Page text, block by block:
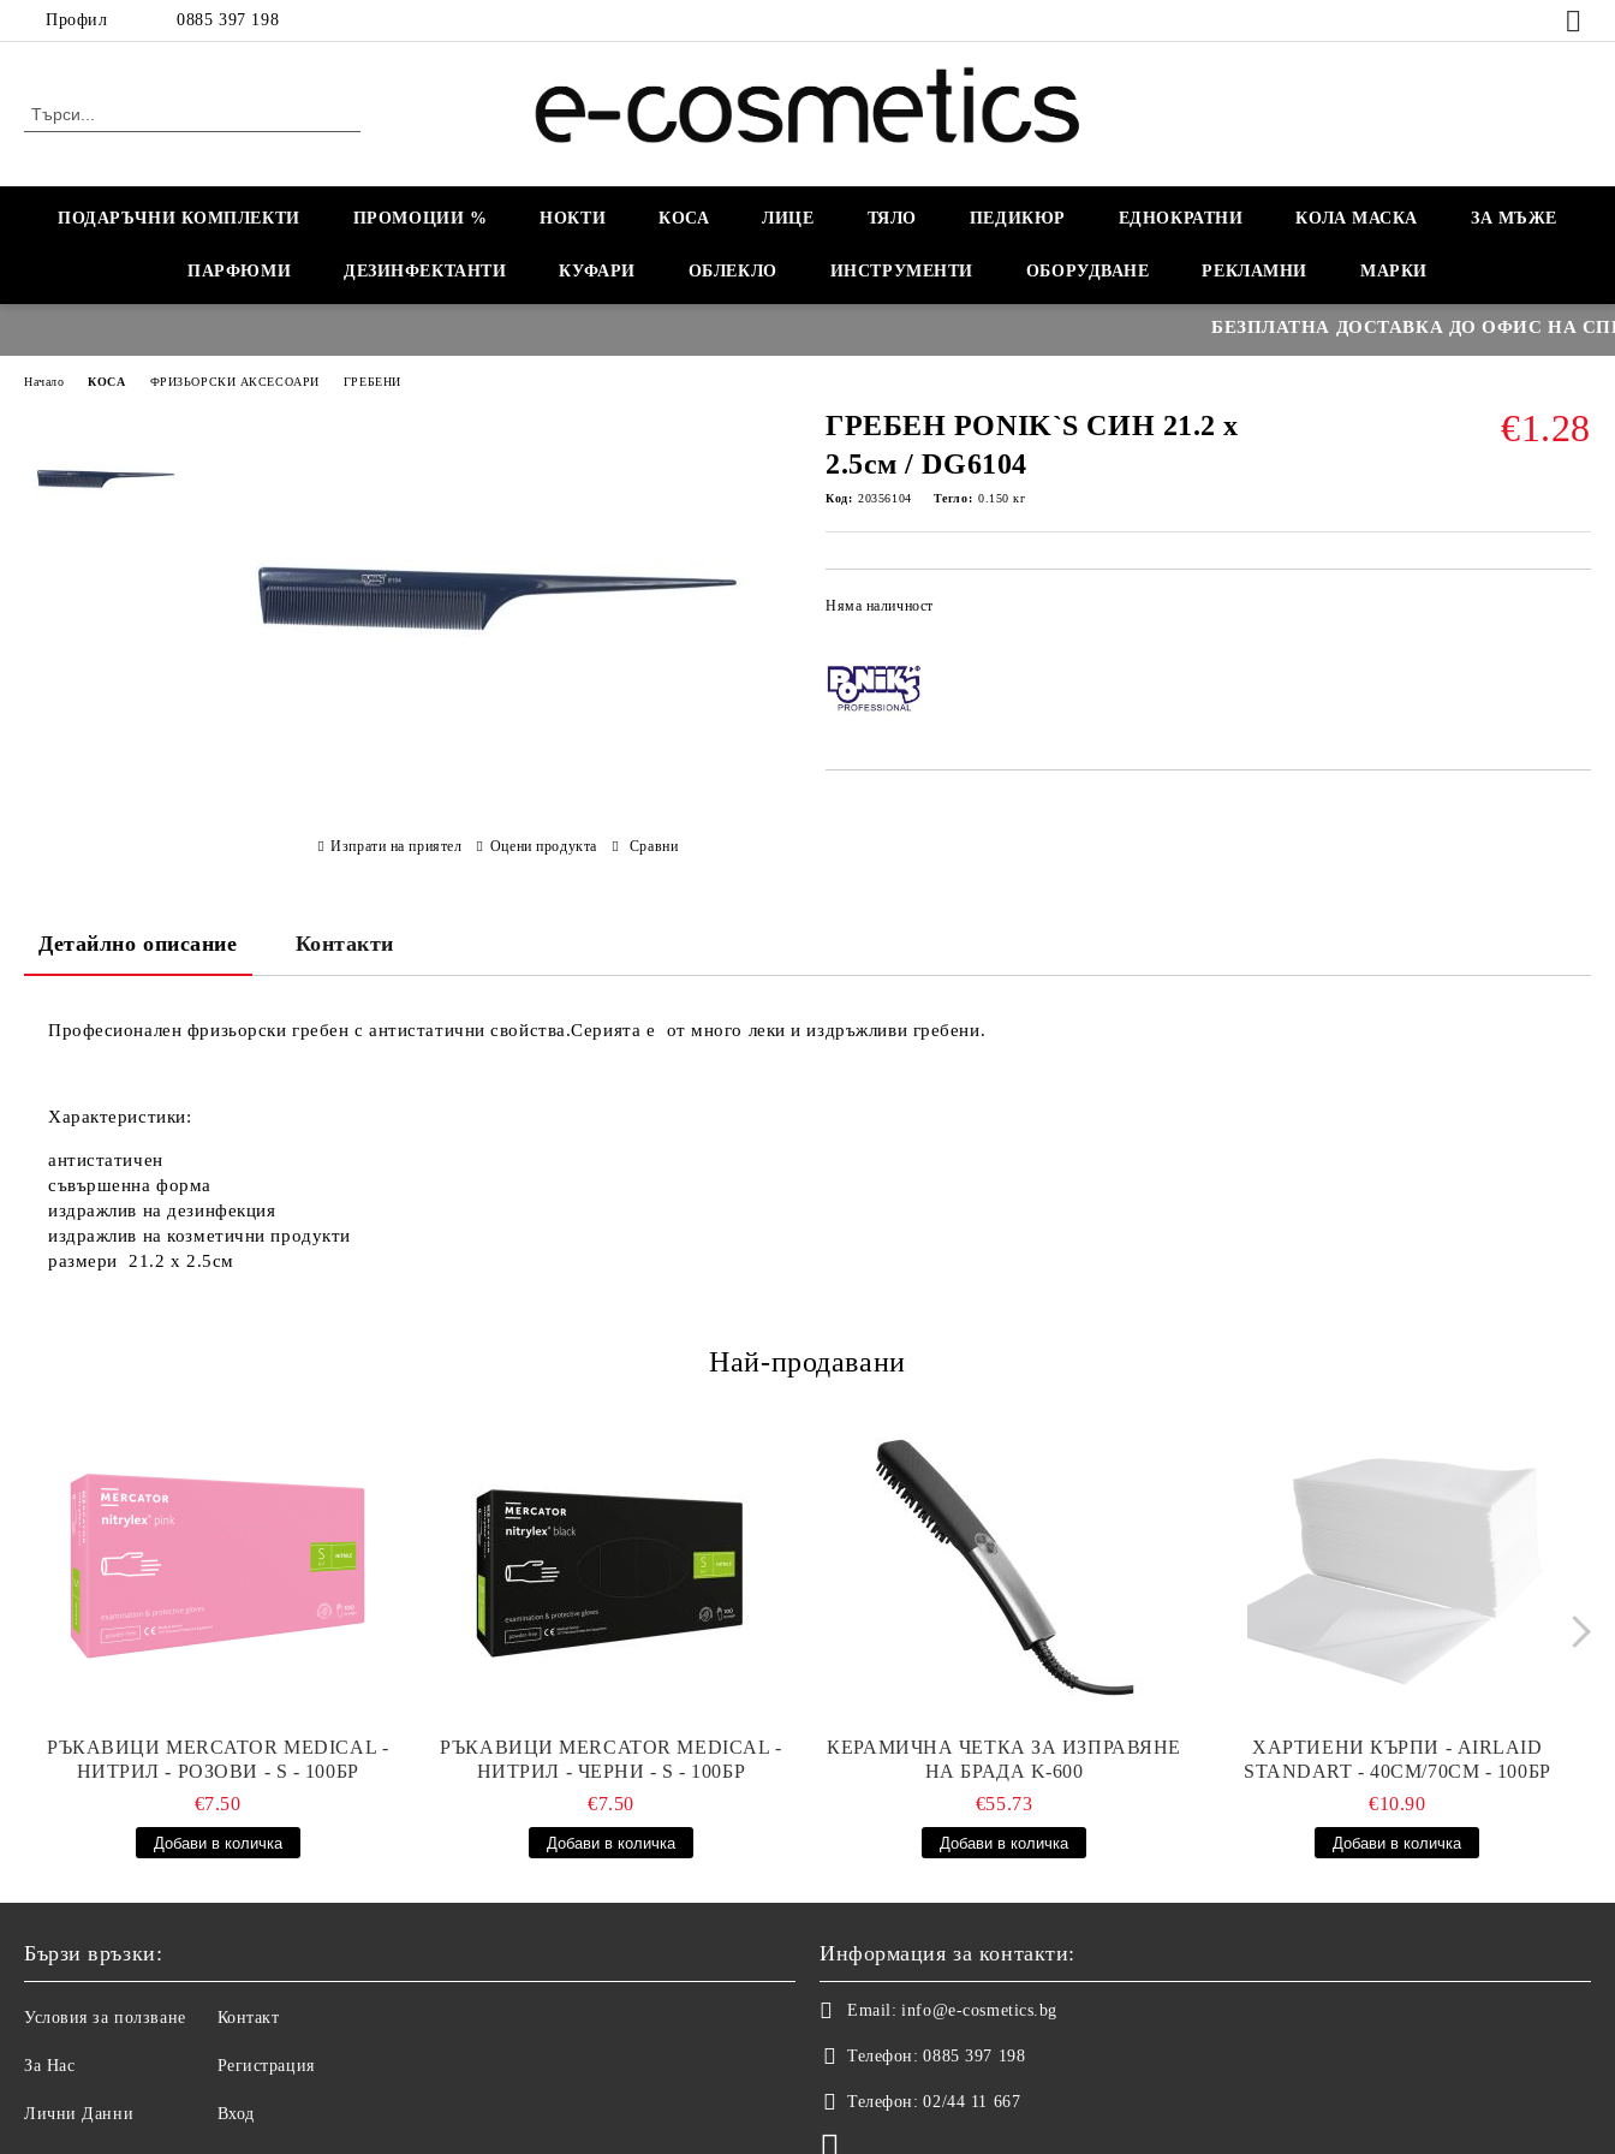
Профил 0885 397 198
ПОДАРЪЧНИ КОМПЛЕКТИ ПРОМОЦИИ % НОКТИ КОСА ЛИЦЕ ТЯЛО ПЕДИКЮР ЕДНОКРАТНИ КОЛА МАСКА ЗА МЪЖЕ
ПАРФЮМИ ДЕЗИНФЕКТАНТИ КУФАРИ ОБЛЕКЛО ИНСТРУМЕНТИ ОБОРУДВАНЕ РЕКЛАМНИ МАРКИ
БЕЗПЛАТНА ДОСТАВКА ДО ОФИС НА
Начало КОСА ФРИЗЬОРСКИ АКСЕСОАРИ ГРЕБЕНИ
ГРЕБЕН PONIK`S СИН 21.2 x
2.5см / DG6104
€1.28
Код: 20356104 Тегло: 0.150 кг
Няма наличност
Изпрати на приятел Оцени продукта Сравни
Детайлно описание Контакти
Професионален фризьорски гребен с антистатични свойства.Серията е от много леки и издръжливи гребени.
Характеристики:
антистатичен
съвършенна форма
издражлив на дезинфекция
издражлив на козметични продукти
размери 21.2 x 2.5см
Най-продавани
РЪКАВИЦИ MERCATOR MEDICAL -
НИТРИЛ - РОЗОВИ - S - 100БР
€7.50
РЪКАВИЦИ MERCATOR MEDICAL -
НИТРИЛ - ЧЕРНИ - S - 100БР
€7.50
КЕРАМИЧНА ЧЕТКА ЗА ИЗПРАВЯНЕ
НА БРАДА K-600
€55.73
ХАРТИЕНИ КЪРПИ - AIRLAID
STANDART - 40СМ/70СМ - 100БР
€10.90
Бързи връзки:
Условия за ползване
За Нас
Лични Данни
Контакт
Регистрация
Вход
Информация за контакти:
Email: info@e-cosmetics.bg
Телефон: 0885 397 198
Телефон: 02/44 11 667